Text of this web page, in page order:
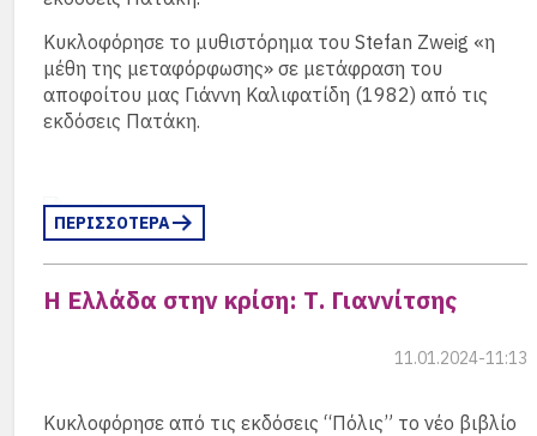
Kυκλοφόρησε το μυθιστόρημα του Stefan Zweig «η
μέθη της μεταφόρφωσης» σε μετάφραση του
αποφοίτου μας Γιάννη Καλιφατίδη (1982) από τις
εκδόσεις Πατάκη.
ΠΕΡΙΣΣΟΤΕΡΑ
Η Ελλάδα στην κρίση: Τ. Γιαννίτσης
11.01.2024-11:13
Κυκλοφόρησε από τις εκδόσεις “Πόλις” το νέο βιβλίο